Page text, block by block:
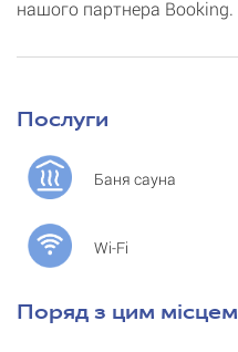
нашого партнера Booking.
Послуги
Баня сауна
Wi-Fi
Поряд з цим місцем